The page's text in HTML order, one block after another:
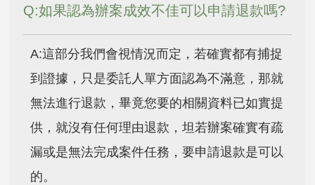
Q:如果認為辦案成效不佳可以申請退款嗎?
A:這部分我們會視情況而定，若確實都有捕捉
到證據，只是委託人單方面認為不滿意，那就
無法進行退款，畢竟您要的相關資料已如實提
供，就沒有任何理由退款，坦若辦案確實有疏
漏或是無法完成案件任務，要申請退款是可以
的。